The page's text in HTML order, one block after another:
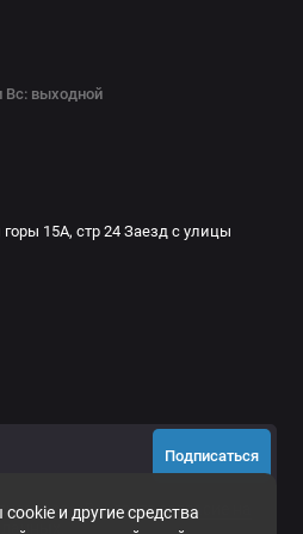
и другие средства
Вс: выходной
15А, стр 24 Заезд с улицы
Подписаться
Вы даетесогласие на